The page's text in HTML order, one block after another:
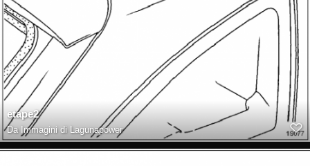
etape2
Da Immagini di Lagunapower